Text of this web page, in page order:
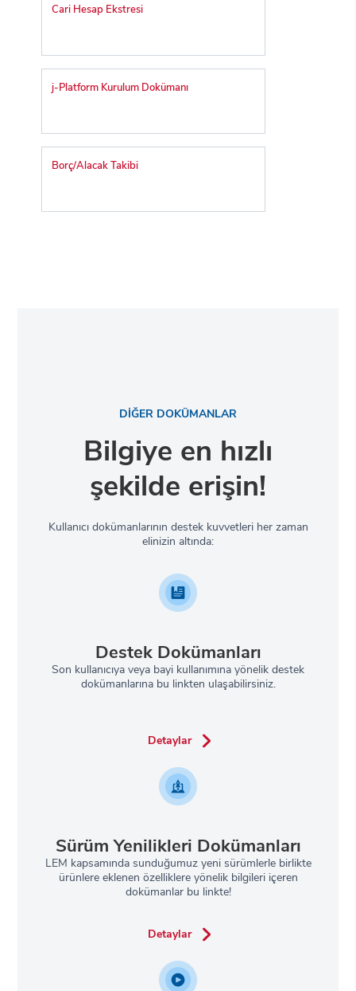
Cari Hesap Ekstresi
j-Platform Kurulum Dokümanı
Borç/Alacak Takibi
DİĞER DOKÜMANLAR
Bilgiye en hızlı
şekilde erişin!
Kullanıcı dokümanlarının destek kuvvetleri her zaman
elinizin altında:
Destek Dokümanları
Son kullanıcıya veya bayi kullanımına yönelik destek
dokümanlarına bu linkten ulaşabilirsiniz.
Detaylar
Sürüm Yenilikleri Dokümanları
LEM kapsamında sunduğumuz yeni sürümlerle birlikte
ürünlere eklenen özelliklere yönelik bilgileri içeren
dokümanlar bu linkte!
Detaylar